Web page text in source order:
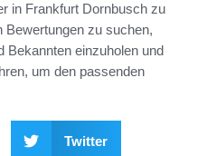
in Frankfurt Dornbusch zu
Bewertungen zu suchen,
Bekannten einzuholen und
um den passenden
Twitter